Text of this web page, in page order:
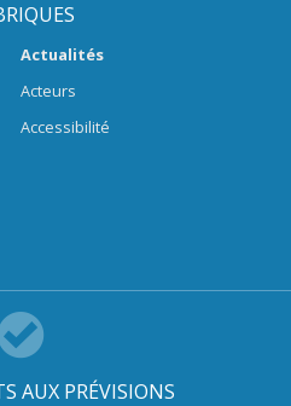
Actualités
Acteurs
Accessibilité
AUX PRÉVISIONS